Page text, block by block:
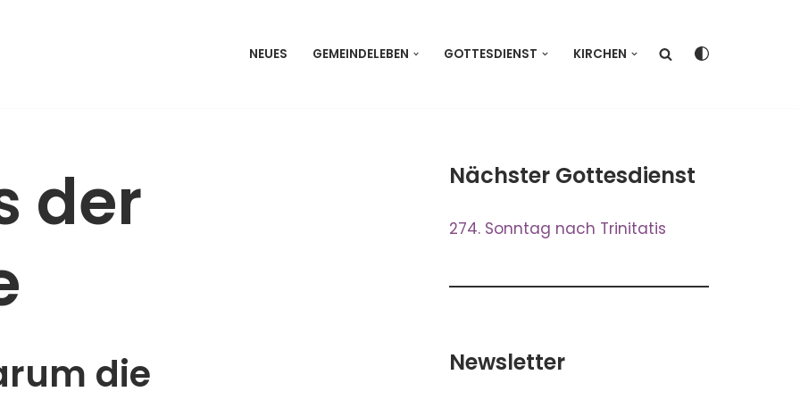
NEUES GEMEINDELEBEN GOTTESDIENST KIRCHEN
der
die
Nächster Gottesdienst
274. Sonntag nach Trinitatis
Newsletter